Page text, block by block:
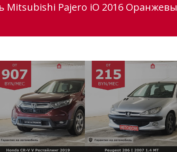
Mitsubishi Pajero iO 2016